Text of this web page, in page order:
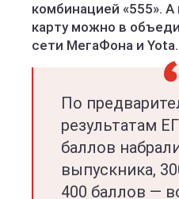
комбинацией «555».
карту можно в
сети МегаФона и Yota.
По
результатам
баллов
выпускника,
400 баллов —